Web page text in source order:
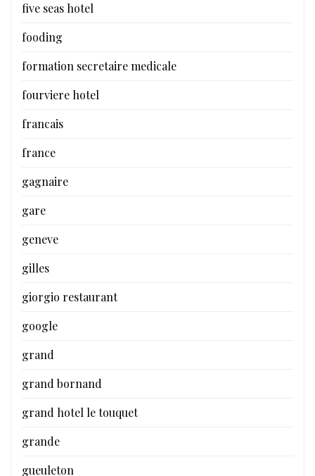
five seas hotel
fooding
formation secretaire medicale
fourviere hotel
francais
france
gagnaire
gare
geneve
gilles
giorgio restaurant
google
grand
grand bornand
grand hotel le touquet
grande
gueuleton